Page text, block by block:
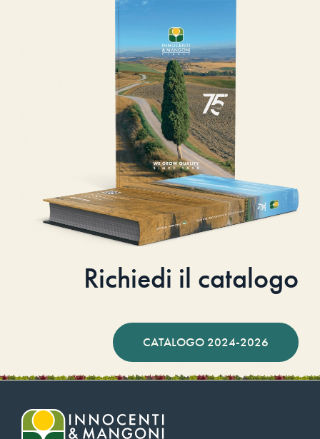
Richiedi il catalogo
CATALOGO 2024-2026